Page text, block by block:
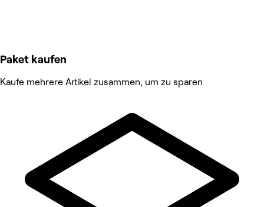
Paket kaufen
Kaufe mehrere Artikel zusammen, um zu sparen